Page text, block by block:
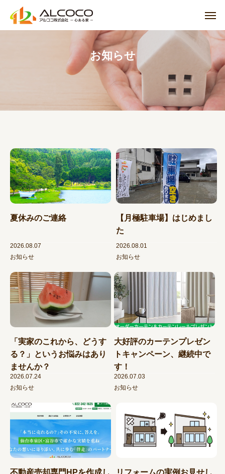
お知らせ
夏休みのご連絡
2026.08.07
お知らせ
【月極駐車場】はじめまし
た
2026.08.01
お知らせ
「実家のこれから、どうす
る？」というお悩みはあり
ませんか？
2026.07.24
お知らせ
大好評のカーテンプレゼン
トキャンペーン、継続中で
す！
2026.07.03
お知らせ
不動産売却専門HPを作成し
リフォームの実例お見せし